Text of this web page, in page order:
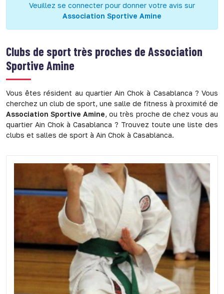
Veuillez se connecter pour donner votre avis sur
Association Sportive Amine
Clubs de sport très proches de Association
Sportive Amine
Vous êtes résident au quartier Ain Chok à Casablanca ? Vous
cherchez un club de sport, une salle de fitness à proximité de
Association Sportive Amine, ou très proche de chez vous au
quartier Ain Chok à Casablanca ? Trouvez toute une liste des
clubs et salles de sport à Ain Chok à Casablanca.